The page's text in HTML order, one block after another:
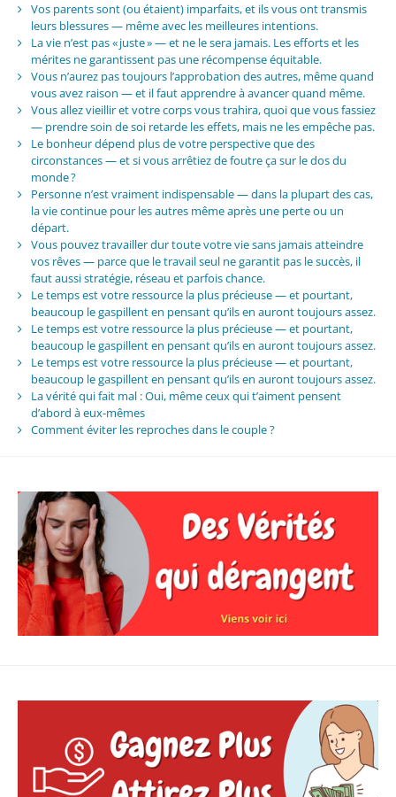
Vos parents sont (ou étaient) imparfaits, et ils vous ont transmis
leurs blessures — même avec les meilleures intentions.
La vie n’est pas « juste » — et ne le sera jamais. Les efforts et les
mérites ne garantissent pas une récompense équitable.
Vous n’aurez pas toujours l’approbation des autres, même quand
vous avez raison — et il faut apprendre à avancer quand même.
Vous allez vieillir et votre corps vous trahira, quoi que vous fassiez
— prendre soin de soi retarde les effets, mais ne les empêche pas.
Le bonheur dépend plus de votre perspective que des
circonstances — et si vous arrêtiez de foutre ça sur le dos du
monde ?
Personne n’est vraiment indispensable — dans la plupart des cas,
la vie continue pour les autres même après une perte ou un
départ.
Vous pouvez travailler dur toute votre vie sans jamais atteindre
vos rêves — parce que le travail seul ne garantit pas le succès, il
faut aussi stratégie, réseau et parfois chance.
Le temps est votre ressource la plus précieuse — et pourtant,
beaucoup le gaspillent en pensant qu’ils en auront toujours assez.
Le temps est votre ressource la plus précieuse — et pourtant,
beaucoup le gaspillent en pensant qu’ils en auront toujours assez.
Le temps est votre ressource la plus précieuse — et pourtant,
beaucoup le gaspillent en pensant qu’ils en auront toujours assez.
La vérité qui fait mal : Oui, même ceux qui t’aiment pensent
d’abord à eux-mêmes
Comment éviter les reproches dans le couple ?